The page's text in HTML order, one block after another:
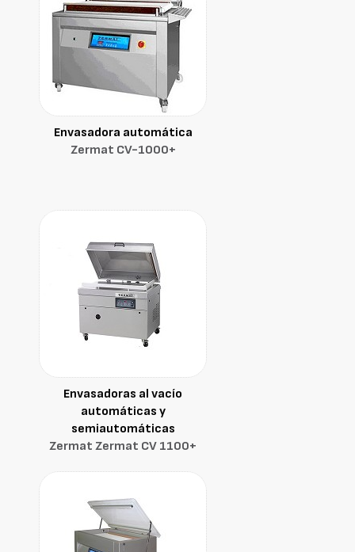
Envasadora automática
Zermat CV-1000+
Envasadoras al vacío
automáticas y
semiautomáticas
Zermat Zermat CV 1100+